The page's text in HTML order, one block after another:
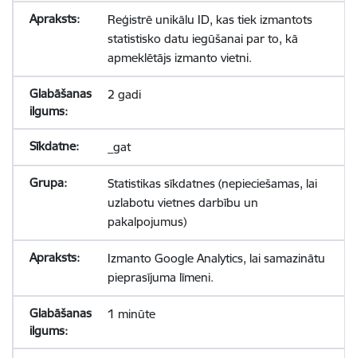
Reģistrē unikālu ID, kas tiek izmantots
statistisko datu iegūšanai par to, kā
apmeklētājs izmanto vietni.
2 gadi
_gat
Statistikas sīkdatnes (nepieciešamas, lai
uzlabotu vietnes darbību un
pakalpojumus)
Izmanto Google Analytics, lai samazinātu
pieprasījuma līmeni.
1 minūte